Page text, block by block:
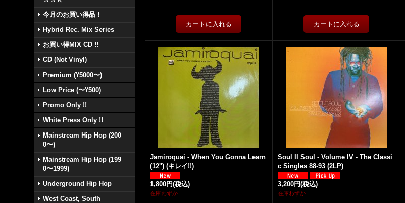
今月のお買い得品！
Hybrid Rec. Mix Series
お買い得MIX CD !!
CD (Not Vinyl)
Premium (¥5000〜)
Low Price (〜¥500)
Promo Only !!
White Press Only !!
Mainstream Hip Hop (200
0〜)
Mainstream Hip Hop (199
0〜1999)
Underground Hip Hop
West Coast, South
Jamiroquai - When You Gonna Learn
(12'') (キレイ!!)
1,800円(税込)
在庫わずか
Soul II Soul - Volume IV - The Classi
c Singles 88-93 (2LP)
3,200円(税込)
在庫わずか